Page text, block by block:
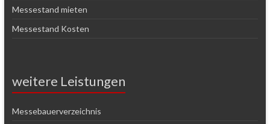
Messestand mieten
Messestand Kosten
weitere Leistungen
Messebauerverzeichnis